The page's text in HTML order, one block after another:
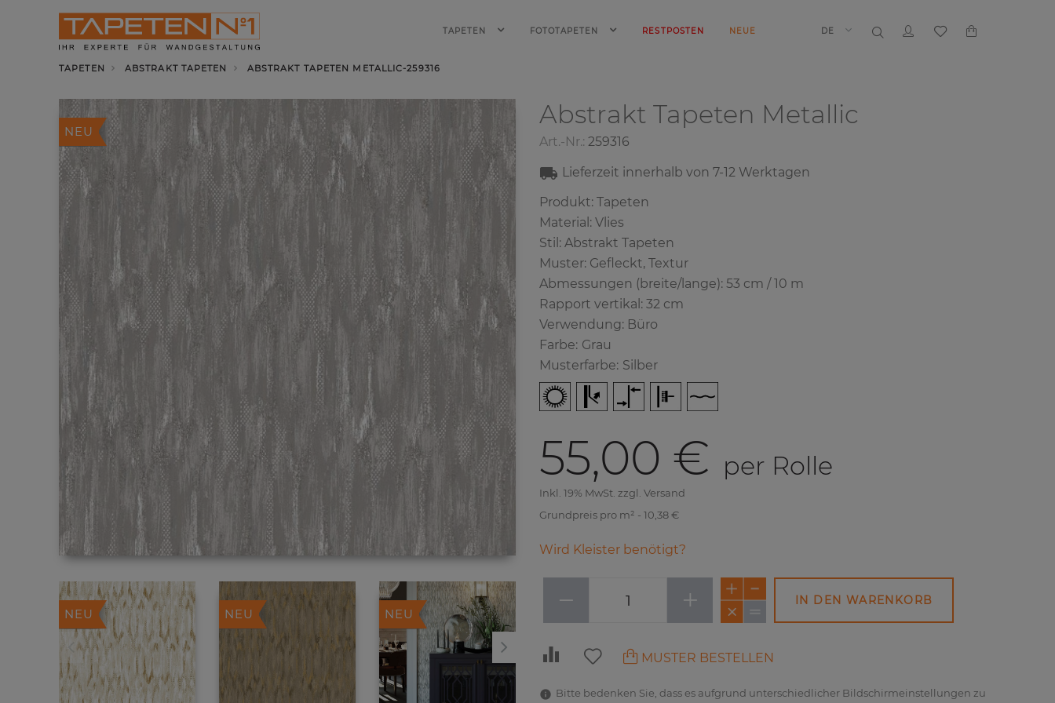
TAPETEN FOTOTAPETEN RESTPOSTEN NEUE DE
TAPETEN ABSTRAKT TAPETEN ABSTRAKT TAPETEN METALLIC-259316
NEU
NEU NEU NEU NEU
Abstrakt Tapeten Metallic
Art.-Nr.: 259316
Lieferzeit innerhalb von 7-12 Werktagen
Produkt: Tapeten
Material: Vlies
Stil: Abstrakt Tapete‎n
Muster: Gefleckt, Textur
Abmessungen (breite/lange): 53 cm / 10 m
Rapport vertikal: 32 cm
Verwendung: Büro
Farbe: Grau
Musterfarbe: Silber
55,00 € per Rolle
Inkl. 19% MwSt. zzgl. Versand
Grundpreis pro m² - 10,38 €
Wird Kleister benötigt?
− + IN DEN WARENKORB
MUSTER BESTELLEN
Bitte bedenken Sie, dass es aufgrund unterschiedlicher Bildschirmeinstellungen zu